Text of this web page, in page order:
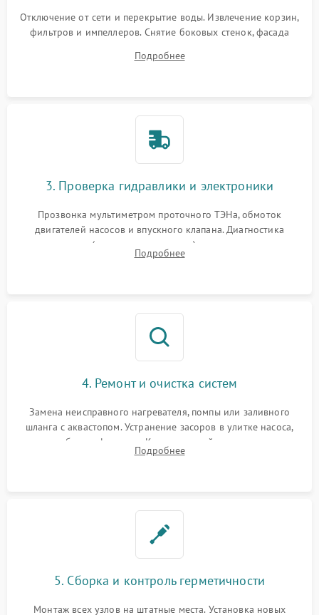
Отключение от сети и перекрытие воды. Извлечение корзин,
фильтров и импеллеров. Снятие боковых стенок, фасада
циркуляционному насосу, ТЭНу и сливной помпе.
Подробнее
3. Проверка гидравлики и электроники
Прозвонка мультиметром проточного ТЭНа, обмоток
двигателей насосов и впускного клапана. Диагностика
прессостата (датчика уровня воды), датчика мутности,
концевика дверцы и электронного модуля управления.
Подробнее
4. Ремонт и очистка систем
Замена неисправного нагревателя, помпы или заливного
шланга с аквастопом. Устранение засоров в улитке насоса,
патрубках и фильтрах. Компонентный ремонт платы
управления, восстановление поврежденной проводки.
Подробнее
5. Сборка и контроль герметичности
Монтаж всех узлов на штатные места. Установка новых